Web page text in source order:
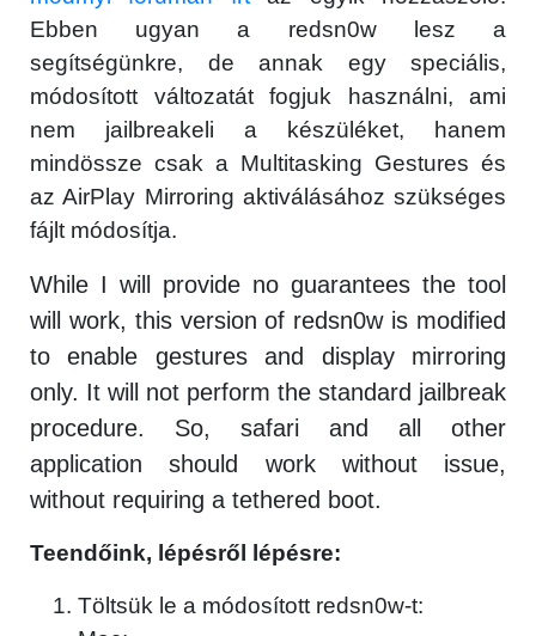
Ebben ugyan a redsn0w lesz a
segítségünkre, de annak egy speciális,
módosított változatát fogjuk használni, ami
nem jailbreakeli a készüléket, hanem
mindössze csak a Multitasking Gestures és
az AirPlay Mirroring aktiválásához szükséges
fájlt módosítja.
While I will provide no guarantees the tool
will work, this version of redsn0w is modified
to enable gestures and display mirroring
only. It will not perform the standard jailbreak
procedure. So, safari and all other
application should work without issue,
without requiring a tethered boot.
Teendőink, lépésről lépésre:
Töltsük le a módosított redsn0w-t: